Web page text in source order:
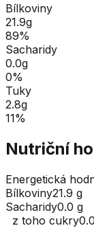
Bílkoviny
21.9g
89%
Sacharidy
0.0g
0%
Tuky
2.8g
11%
Nutriční
Energetická
Bílkoviny21.9 g
Sacharidy0.0 g
z toho cukry